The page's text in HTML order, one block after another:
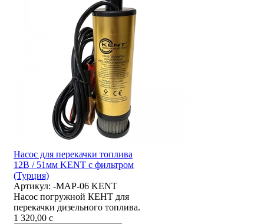
Насос для перекачки топлива
12В / 51мм KENT с фильтром
(Турция)
Артикул: -MAP-06 KENT
Насос погружной КЕНТ для
перекачки дизельного топлива.
1 320,00 c